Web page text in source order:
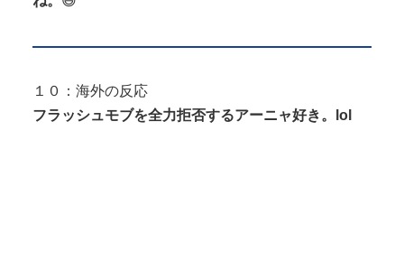
１０：海外の反応
フラッシュモブを全力拒否するアーニャ好き。lol